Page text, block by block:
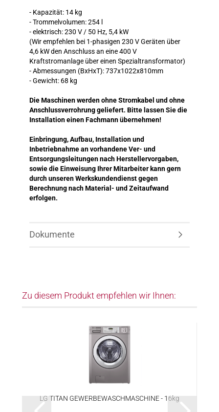
- Kapazität: 14 kg
- Trommelvolumen: 254 l
- elektrisch: 230 V / 50 Hz, 5,4 kW
(Wir empfehlen bei 1-phasigen 230 V Geräten über
4,6 kW den Anschluss an eine 400 V
Kraftstromanlage über einen Spezialtransformator)
- Abmessungen (BxHxT): 737x1022x810mm
- Gewicht: 68 kg
Die Maschinen werden ohne Stromkabel und ohne
Anschlussverrohrung geliefert. Bitte lassen Sie die
Installation einen Fachmann übernehmen!
Einbringung, Aufbau, Installation und
Inbetriebnahme an vorhandene Ver- und
Entsorgungsleitungen nach Herstellervorgaben,
sowie die Einweisung Ihrer Mitarbeiter kann gern
durch unseren Werkskundendienst gegen
Berechnung nach Material- und Zeitaufwand
erfolgen.
Dokumente
Zu diesem Produkt empfehlen wir Ihnen:
LG TITAN GEWERBEWASCHMASCHINE - 16kg